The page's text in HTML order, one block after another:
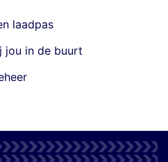
laadpas
jou in de buurt